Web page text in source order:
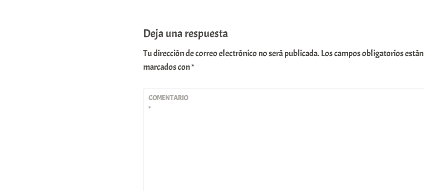
Deja una respuesta
Tu dirección de correo electrónico no será publicada. Los campos obligatorios están
marcados con*
COMENTARIO
*